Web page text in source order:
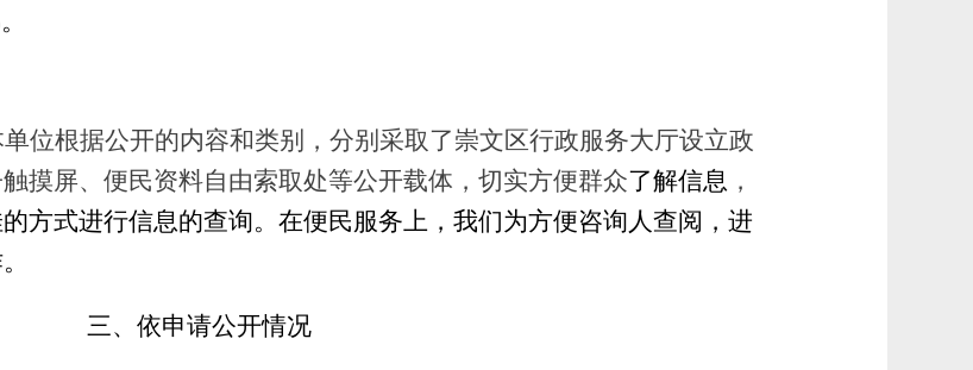
位根据公开的内容和类别，分别采取了崇文区行政服务大厅设立政
摸屏、便民资料自由索取处等公开载体，切实方便群众了解信息 ，
方式进行信息的查询。在便民服务上，我们为方便咨询人查阅，进
三、依申请公开情况